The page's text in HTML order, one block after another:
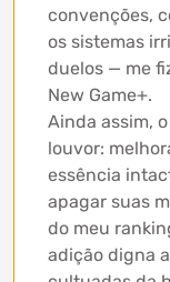
convenções,
os sistemas
duelos — me
New Game+.
Ainda assim,
louvor:
essência
apagar suas
do meu
adição digna